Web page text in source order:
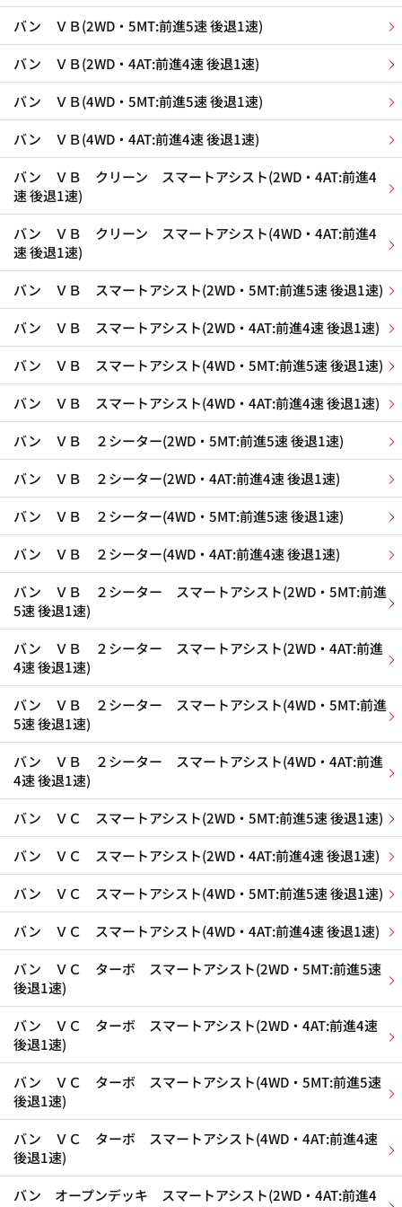
バン ＶＢ(2WD・5MT:前進5速 後退1速)
バン ＶＢ(2WD・4AT:前進4速 後退1速)
バン ＶＢ(4WD・5MT:前進5速 後退1速)
バン ＶＢ(4WD・4AT:前進4速 後退1速)
バン ＶＢ クリーン スマートアシスト(2WD・4AT:前進4
速 後退1速)
バン ＶＢ クリーン スマートアシスト(4WD・4AT:前進4
速 後退1速)
バン ＶＢ スマートアシスト(2WD・5MT:前進5速 後退1速)
バン ＶＢ スマートアシスト(2WD・4AT:前進4速 後退1速)
バン ＶＢ スマートアシスト(4WD・5MT:前進5速 後退1速)
バン ＶＢ スマートアシスト(4WD・4AT:前進4速 後退1速)
バン ＶＢ ２シーター(2WD・5MT:前進5速 後退1速)
バン ＶＢ ２シーター(2WD・4AT:前進4速 後退1速)
バン ＶＢ ２シーター(4WD・5MT:前進5速 後退1速)
バン ＶＢ ２シーター(4WD・4AT:前進4速 後退1速)
バン ＶＢ ２シーター スマートアシスト(2WD・5MT:前進
5速 後退1速)
バン ＶＢ ２シーター スマートアシスト(2WD・4AT:前進
4速 後退1速)
バン ＶＢ ２シーター スマートアシスト(4WD・5MT:前進
5速 後退1速)
バン ＶＢ ２シーター スマートアシスト(4WD・4AT:前進
4速 後退1速)
バン ＶＣ スマートアシスト(2WD・5MT:前進5速 後退1速)
バン ＶＣ スマートアシスト(2WD・4AT:前進4速 後退1速)
バン ＶＣ スマートアシスト(4WD・5MT:前進5速 後退1速)
バン ＶＣ スマートアシスト(4WD・4AT:前進4速 後退1速)
バン ＶＣ ターボ スマートアシスト(2WD・5MT:前進5速
後退1速)
バン ＶＣ ターボ スマートアシスト(2WD・4AT:前進4速
後退1速)
バン ＶＣ ターボ スマートアシスト(4WD・5MT:前進5速
後退1速)
バン ＶＣ ターボ スマートアシスト(4WD・4AT:前進4速
後退1速)
バン オープンデッキ スマートアシスト(2WD・4AT:前進4